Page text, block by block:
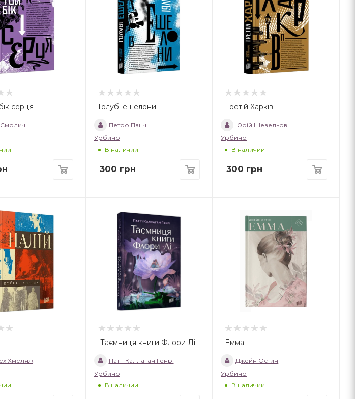
серця Голубі ешелони
Петро Панч
Урбино
В наличии
300 грн
Третій Харків
Юрій Шевельов
Урбино
В наличии
300 грн
Хмеляж
Таємниця книги Флори Лі
Патті Каллаган Генрі
Урбино
В наличии
Емма
Джейн Остин
Урбино
В наличии